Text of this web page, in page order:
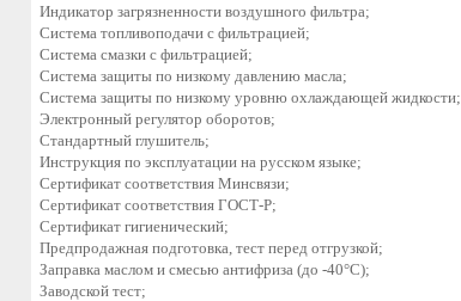
Индикатор загрязненности воздушного фильтра;
Система топливоподачи с фильтрацией;
Система смазки с фильтрацией;
Система защиты по низкому давлению масла;
Система защиты по низкому уровню охлаждающей жидкости;
Электронный регулятор оборотов;
Стандартный глушитель;
Инструкция по эксплуатации на русском языке;
Сертификат соответствия Минсвязи;
Сертификат соответствия ГОСТ-Р;
Сертификат гигиенический;
Предпродажная подготовка, тест перед отгрузкой;
Заправка маслом и смесью антифриза (до -40°С);
Заводской тест;